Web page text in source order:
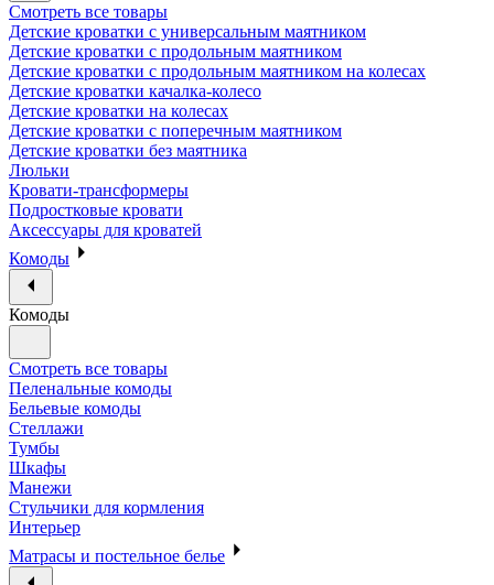
Смотреть все товары
Детские кроватки с универсальным маятником
Детские кроватки с продольным маятником
Детские кроватки с продольным маятником на колесах
Детские кроватки качалка-колесо
Детские кроватки на колесах
Детские кроватки с поперечным маятником
Детские кроватки без маятника
Люльки
Кровати-трансформеры
Подростковые кровати
Аксессуары для кроватей
Комоды
Комоды
Смотреть все товары
Пеленальные комоды
Бельевые комоды
Стеллажи
Тумбы
Шкафы
Манежи
Стульчики для кормления
Интерьер
Матрасы и постельное белье